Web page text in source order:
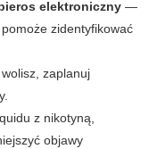
elektroniczny —
zidentyfikować
zaplanuj
z nikotyną,
objawy